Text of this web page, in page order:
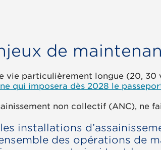
de
vie particulièrement longue (20,
qui imposera dès 2028 le
non collectif (ANC), ne
installations
des opérations de